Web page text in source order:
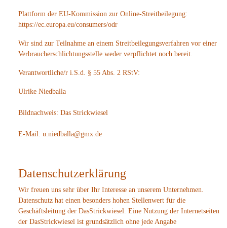
Plattform der EU-Kommission zur Online-Streitbeilegung:
https://ec.europa.eu/consumers/odr
Wir sind zur Teilnahme an einem Streitbeilegungsverfahren vor einer
Verbraucherschlichtungsstelle weder verpflichtet noch bereit.
Verantwortliche/r i.S.d. § 55 Abs. 2 RStV:
Ulrike Niedballa
Bildnachweis: Das Strickwiesel
E-Mail: u.niedballa@gmx.de
Datenschutzerklärung
Wir freuen uns sehr über Ihr Interesse an unserem Unternehmen.
Datenschutz hat einen besonders hohen Stellenwert für die
Geschäftsleitung der DasStrickwiesel. Eine Nutzung der Internetseiten
der DasStrickwiesel ist grundsätzlich ohne jede Angabe